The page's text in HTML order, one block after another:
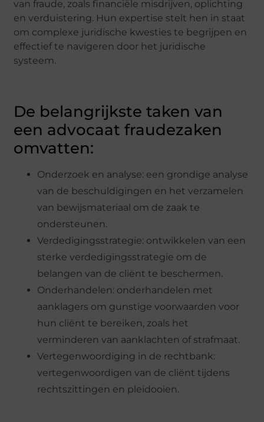
van fraude, zoals financiële misdrijven, oplichting
en verduistering. Hun expertise stelt hen in staat
om complexe juridische kwesties te begrijpen en
effectief te navigeren door het juridische
systeem.
De belangrijkste taken van
een advocaat fraudezaken
omvatten:
Onderzoek en analyse: een grondige analyse
van de beschuldigingen en het verzamelen
van bewijsmateriaal om de zaak te
ondersteunen.
Verdedigingsstrategie: ontwikkelen van een
sterke verdedigingsstrategie om de
belangen van de cliënt te beschermen.
Onderhandelen: onderhandelen met
aanklagers om gunstige voorwaarden voor
hun cliënt te bereiken, zoals het
verminderen van aanklachten of strafmaat.
Vertegenwoordiging in de rechtbank:
vertegenwoordigen van de cliënt tijdens
rechtszittingen en pleidooien.